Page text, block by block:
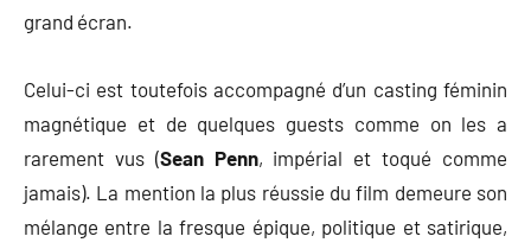
grand écran.
Celui-ci est toutefois accompagné d’un casting féminin
magnétique et de quelques guests comme on les a
rarement vus (Sean Penn, impérial et toqué comme
jamais). La mention la plus réussie du film demeure son
mélange entre la fresque épique, politique et satirique,